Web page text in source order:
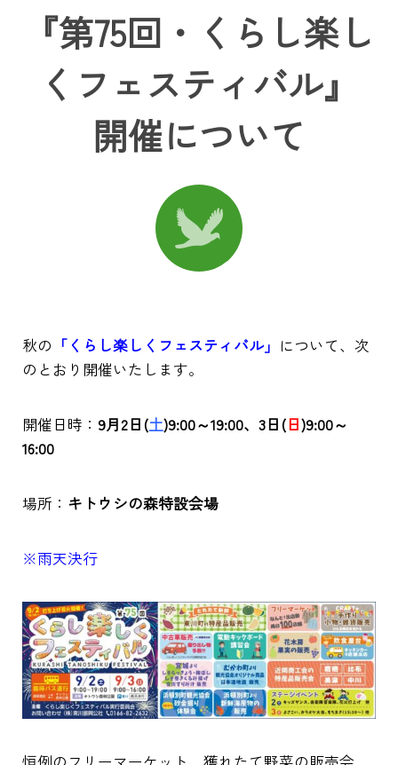
『第75回・くらし楽し
くフェスティバル』
開催について
秋の 「くらし楽しくフェスティバル」 について、次
のとおり開催いたします。
開催日時： 9月2日(土)9:00～19:00、3日(日)9:00～
16:00
場所： キトウシの森特設会場
※雨天決行